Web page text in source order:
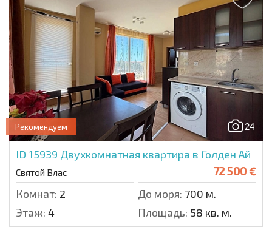
24
Рекомендуем
ID 15939 Двухкомнатная квартира в Голден Ай
Святой Влас 72 500 €
Комнат: 2 До моря: 700 м.
Этаж: 4 Площадь: 58 кв. м.